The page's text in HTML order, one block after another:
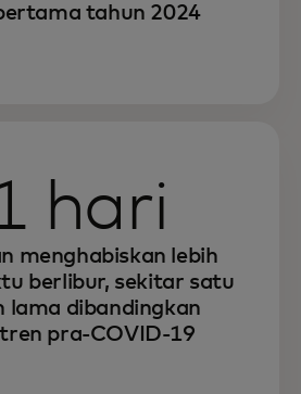
tahun 2024
hari
menghabiskan lebih
berlibur, sekitar satu
lama dibandingkan
pra-COVID-19